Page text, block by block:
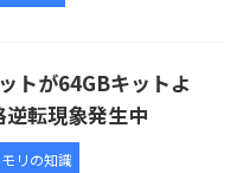
トが64GBキットよ
転現象発生中
モリの知識